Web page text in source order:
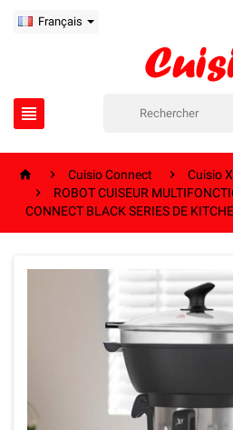
Français

  Cuisio Connect 
Cuisio

ROBOT CUISEUR
CONNECT BLACK SERIES DE